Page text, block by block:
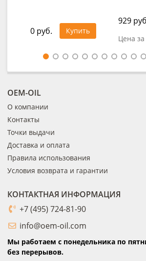
0 руб. Купить
929
Цена
OEM-OIL
О компании
Контакты
Точки выдачи
Доставка и оплата
Правила использования
Условия возврата и гарантии
КОНТАКТНАЯ ИНФОРМАЦИЯ
+7 (495) 724-81-90
info@oem-oil.com
Мы работаем с понедельника по
без перерывов.